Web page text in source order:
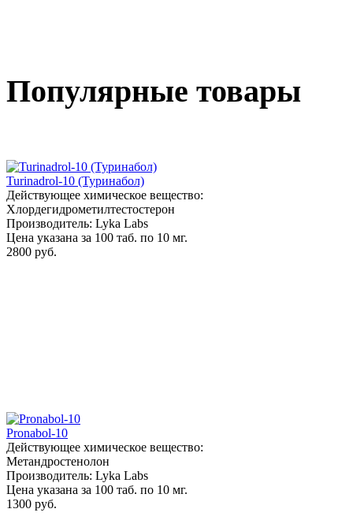
Популярные товары
Turinadrol-10 (Туринабол)
Действующее химическое вещество:
Хлордегидрометилтестостерон
Производитель: Lyka Labs
Цена указана за 100 таб. по 10 мг.
2800 руб.
Pronabol-10
Действующее химическое вещество:
Метандростенолон
Производитель: Lyka Labs
Цена указана за 100 таб. по 10 мг.
1300 руб.